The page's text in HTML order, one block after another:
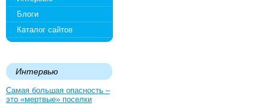
Блоги
Каталог сайтов
Интервью
Самая большая опасность –
это «мертвые» поселки